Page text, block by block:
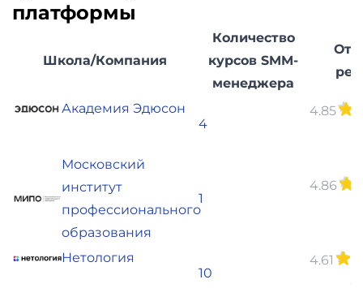
платформы
Школа/Компания
Количество
курсов SMM-
менеджера
Академия Эдюсон
4
4.85
Московский
институт
профессионального
образования
1
4.86
Нетология
10
4.61